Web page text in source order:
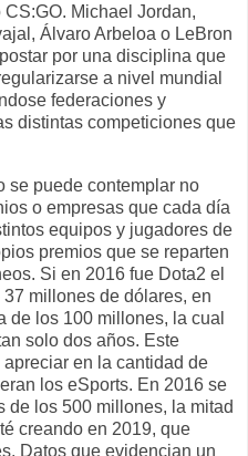
Michael Jordan,
Álvaro Arbeloa o LeBron
por una disciplina que
a nivel mundial
federaciones y
distintas competiciones que
se puede contemplar no
o empresas que cada día
equipos y jugadores de
premios que se reparten
Si en 2016 fue Dota2 el
millones de dólares, en
de los 100 millones, la cual
solo dos años. Este
en la cantidad de
los eSports. En 2016 se
de los 500 millones, la mitad
creando en 2019, que
Datos que evidencian un